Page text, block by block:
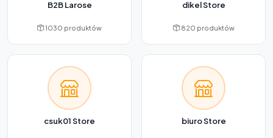
B2B Larose
1030 produktów
dikel Store
820 produktów
csuk01 Store biuro Store